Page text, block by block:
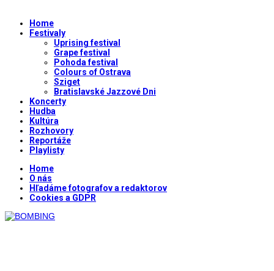
Home
Festivaly
Uprising festival
Grape festival
Pohoda festival
Colours of Ostrava
Sziget
Bratislavské Jazzové Dni
Koncerty
Hudba
Kultúra
Rozhovory
Reportáže
Playlisty
Home
O nás
Hľadáme fotografov a redaktorov
Cookies a GDPR